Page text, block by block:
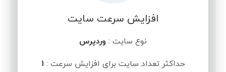
افزایش سرعت سایت
نوع سایت : وردپرس
حداکثر تعداد سایت برای افزایش سرعت : 1